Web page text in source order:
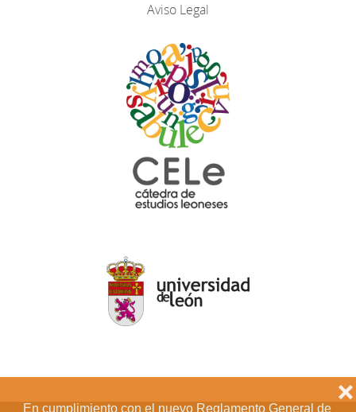
En cumplimiento con el nuevo Reglamento General de
❌
Aviso Legal